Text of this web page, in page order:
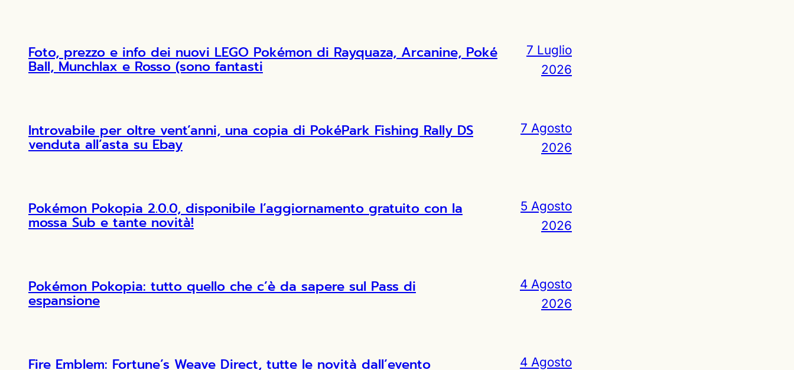
Foto, prezzo e info dei nuovi LEGO Pokémon di Rayquaza, Arcanine, Poké
Ball, Munchlax e Rosso (sono fantasti
7 Luglio
2026
Introvabile per oltre vent’anni, una copia di PokéPark Fishing Rally DS
venduta all’asta su Ebay
7 Agosto
2026
Pokémon Pokopia 2.0.0, disponibile l’aggiornamento gratuito con la
mossa Sub e tante novità!
5 Agosto
2026
Pokémon Pokopia: tutto quello che c’è da sapere sul Pass di
espansione
4 Agosto
2026
Fire Emblem: Fortune’s Weave Direct, tutte le novità dall’evento 4 Agosto